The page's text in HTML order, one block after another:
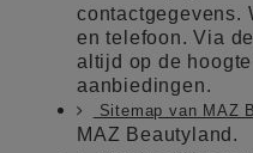
contactgegevens.
en telefoon. Via
altijd op de
aanbiedingen.
Sitemap van MAZ
MAZ Beautyland.